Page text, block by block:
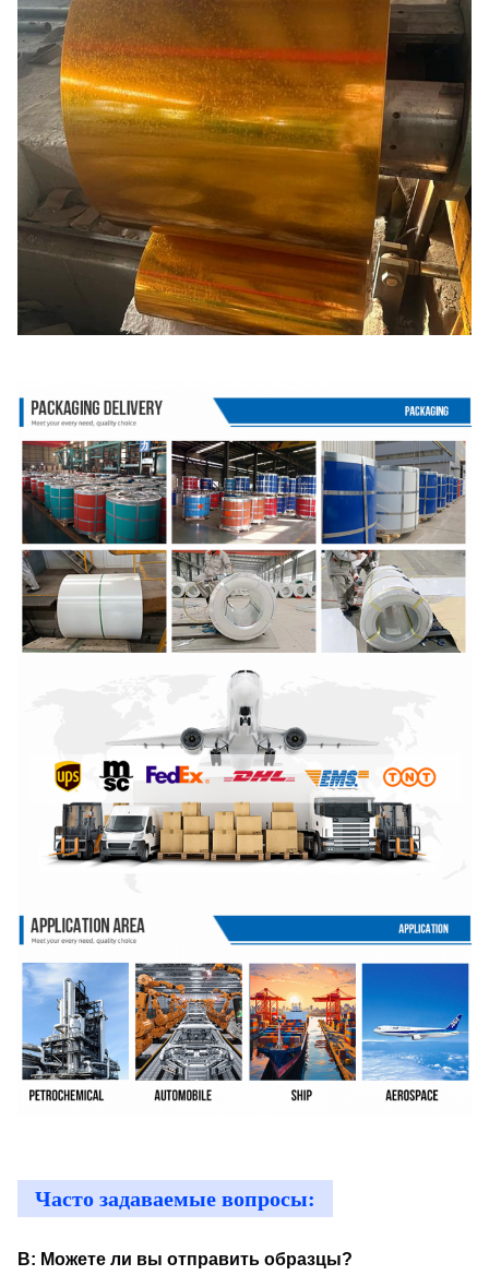
Часто задаваемые вопросы:
В: Можете ли вы отправить образцы?